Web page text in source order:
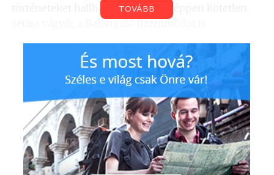
történeteket hallhat a városról. Ha éppen kötetlen
közelében lévő látnivalókat, sőt, a környéken
található szolgáltatókat: éttermeket, kávézókat és
egyéb érdekes pontokat is. Elegendő otthon vagy a
szállodában letölteni az alkalmazást, és városnézés
közben már nincs szükség internetkapcsolatra,
mert a legtöbb információ a telefon memóriájában
tárolódik (tematikus túrák, látványosságok, pontok,
programok).
TOVÁBB